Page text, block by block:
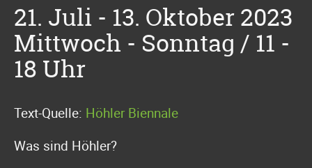
21. Juli - 13. Oktober 2023
Mittwoch - Sonntag / 11 -
18 Uhr
Text-Quelle: Höhler Biennale
Was sind Höhler?